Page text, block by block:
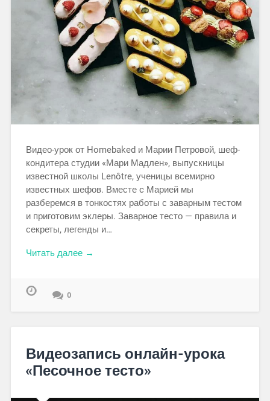
Видео-урок от Homebaked и Марии Петровой, шеф-
кондитера студии «Мари Мадлен», выпускницы
известной школы Lenôtre, ученицы всемирно
известных шефов. Вместе c Марией мы
разберемся в тонкостях работы с заварным тестом
и приготовим эклеры. Заварное тесто — правила и
секреты, легенды и…
Читать далее →
0
Видеозапись онлайн-урока
«Песочное тесто»